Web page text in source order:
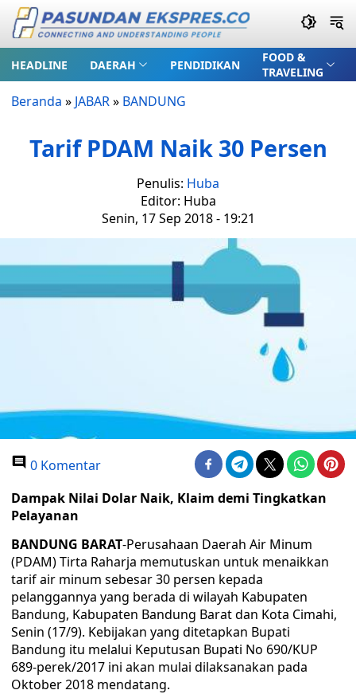
HEADLINE DAERAH PENDIDIKAN
FOOD &
TRAVELING
Beranda » JABAR» BANDUNG
Tarif PDAM Naik 30 Persen
Penulis: Huba
Editor: Huba
Senin, 17 Sep 2018 - 19:21
0 Komentar
Dampak Nilai Dolar Naik, Klaim demi Tingkatkan
Pelayanan
BANDUNG BARAT-Perusahaan Daerah Air Minum
(PDAM) Tirta Raharja memutuskan untuk menaikkan
tarif air minum sebesar 30 persen kepada
pelanggannya yang berada di wilayah Kabupaten
Bandung, Kabupaten Bandung Barat dan Kota Cimahi,
Senin (17/9). Kebijakan yang ditetapkan Bupati
Bandung itu melalui Keputusan Bupati No 690/KUP
689-perek/2017 ini akan mulai dilaksanakan pada
Oktober 2018 mendatang.